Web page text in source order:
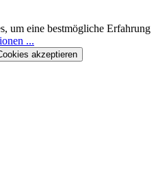
um eine bestmögliche Erfahrung
...
akzeptieren